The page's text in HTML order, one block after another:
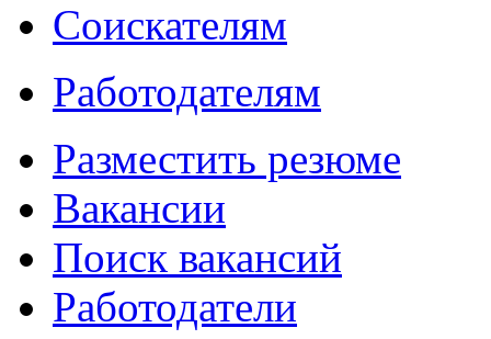
Соискателям
Работодателям
Разместить резюме
Вакансии
Поиск вакансий
Работодатели